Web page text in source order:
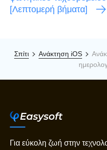
[Λεπτομερή βήματα]
Σπίτι Ανάκτηση iOS
Για εύκολη ζωή στην